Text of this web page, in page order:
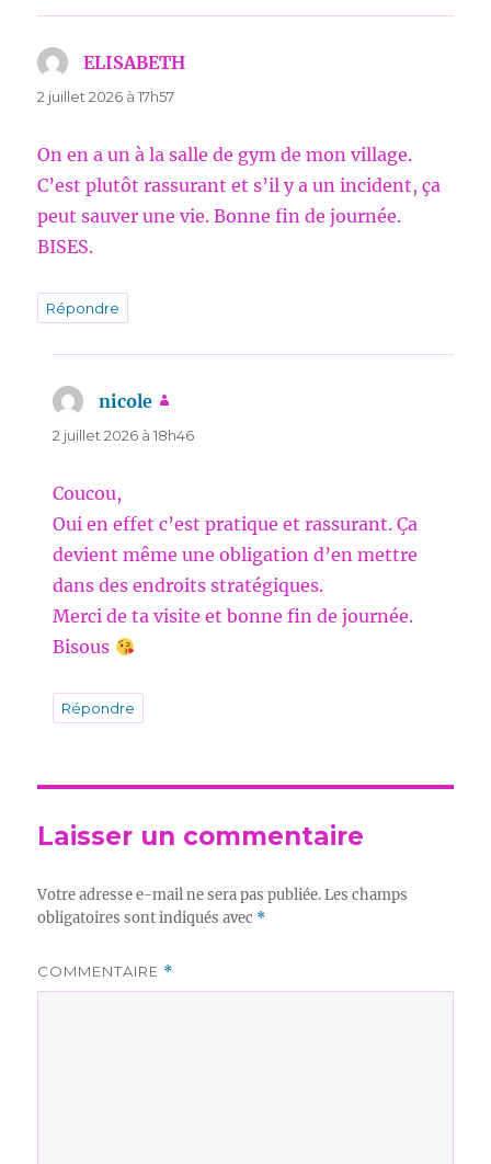
ELISABETH
2 juillet 2026 à 17h57
On en a un à la salle de gym de mon village.
C’est plutôt rassurant et s’il y a un incident, ça
peut sauver une vie. Bonne fin de journée.
BISES.
Répondre
nicole
2 juillet 2026 à 18h46
Coucou,
Oui en effet c’est pratique et rassurant. Ça
devient même une obligation d’en mettre
dans des endroits stratégiques.
Merci de ta visite et bonne fin de journée.
Bisous
Répondre
Laisser un commentaire
Votre adresse e-mail ne sera pas publiée. Les champs
obligatoires sont indiqués avec *
COMMENTAIRE *